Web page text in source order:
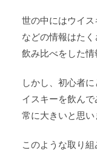
世の中にはウイ
などの情報はた
飲み比べをした情
しかし、初心者
イスキーを飲ん
常に大きいと思い
このような取り